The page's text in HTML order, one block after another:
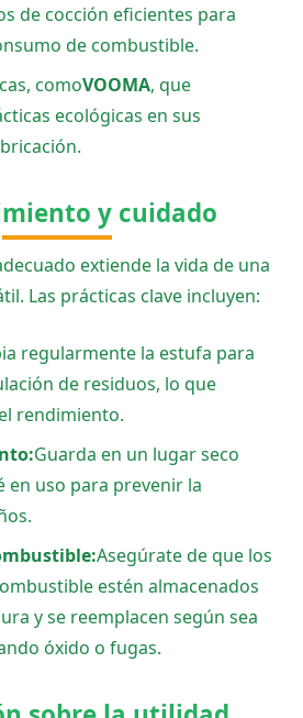
de cocción eficientes para
de combustible.
comoVOOMA, que
ecológicas en sus
y cuidado
extiende la vida de una
Las prácticas clave incluyen:
regularmente la estufa para
de residuos, lo que
rendimiento.
Guarda en un lugar seco
en uso para prevenir la
Asegúrate de que los
estén almacenados
y se reemplacen según sea
óxido o fugas.